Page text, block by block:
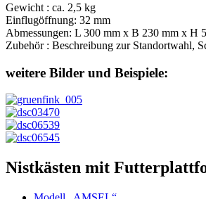
Gewicht : ca. 2,5 kg
Einflugöffnung: 32 mm
Abmessungen: L 300 mm x B 230 mm x H
Zubehör : Beschreibung zur Standortwahl,
weitere Bilder und Beispiele:
Nistkästen mit